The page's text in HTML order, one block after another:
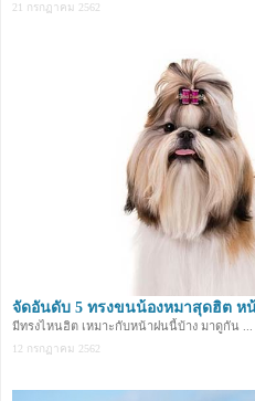
21 กรกฏาคม 2562
จัดอันดับ 5 ทรงขนน้องหมาสุดฮิต ห
มีทรงไหนฮิต เหมาะกับหน้าฝนนี้บ้าง มาดูกัน ...
12 กรกฏาคม 2562